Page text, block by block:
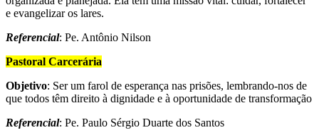
e evangelizar os lares.
Referencial: Pe. Antônio Nilson
Pastoral Carcerária
Objetivo: Ser um farol de esperança nas prisões, lembrando-nos de
que todos têm direito à dignidade e à oportunidade de transformação
Referencial: Pe. Paulo Sérgio Duarte dos Santos